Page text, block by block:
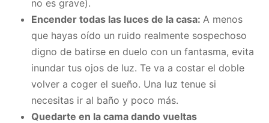
no es grave).
Encender todas las luces de la casa: A menos
que hayas oído un ruido realmente sospechoso
digno de batirse en duelo con un fantasma, evita
inundar tus ojos de luz. Te va a costar el doble
volver a coger el sueño. Una luz tenue si
necesitas ir al baño y poco más.
Quedarte en la cama dando vueltas